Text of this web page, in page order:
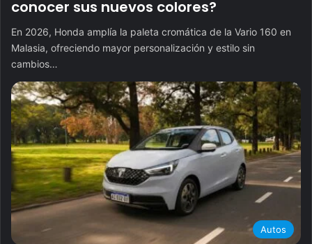
conocer sus nuevos colores?
En 2026, Honda amplía la paleta cromática de la Vario 160 en
Malasia, ofreciendo mayor personalización y estilo sin
cambios…
Autos